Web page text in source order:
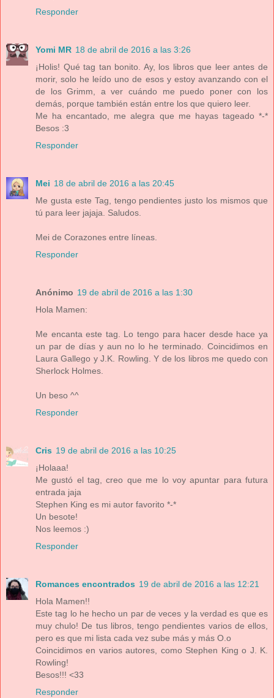
Responder
Yomi MR 18 de abril de 2016 a las 3:26
¡Holis! Qué tag tan bonito. Ay, los libros que leer antes de
morir, solo he leído uno de esos y estoy avanzando con el
de los Grimm, a ver cuándo me puedo poner con los
demás, porque también están entre los que quiero leer.
Me ha encantado, me alegra que me hayas tageado *-*
Besos :3
Responder
Mei 18 de abril de 2016 a las 20:45
Me gusta este Tag, tengo pendientes justo los mismos que
tú para leer jajaja. Saludos.
Mei de Corazones entre líneas.
Responder
Anónimo 19 de abril de 2016 a las 1:30
Hola Mamen:
Me encanta este tag. Lo tengo para hacer desde hace ya
un par de días y aun no lo he terminado. Coincidimos en
Laura Gallego y J.K. Rowling. Y de los libros me quedo con
Sherlock Holmes.
Un beso ^^
Responder
Cris 19 de abril de 2016 a las 10:25
¡Holaaa!
Me gustó el tag, creo que me lo voy apuntar para futura
entrada jaja
Stephen King es mi autor favorito *-*
Un besote!
Nos leemos :)
Responder
Romances encontrados 19 de abril de 2016 a las 12:21
Hola Mamen!!
Este tag lo he hecho un par de veces y la verdad es que es
muy chulo! De tus libros, tengo pendientes varios de ellos,
pero es que mi lista cada vez sube más y más O.o
Coincidimos en varios autores, como Stephen King o J. K.
Rowling!
Besos!!! <33
Responder